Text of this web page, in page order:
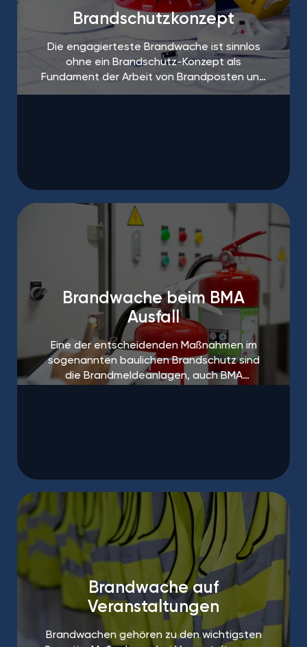
Brandschutzkonzept
Die engagierteste Brandwache ist sinnlos
ohne ein Brandschutz-Konzept als
Fundament der Arbeit von Brandposten und
Brandwache beim BMA
Ausfall
Eine der entscheidenden Maßnahmen im
sogenannten baulichen Brandschutz sind
die Brandmeldeanlagen, auch BMA
Brandwache auf
Veranstaltungen
Brandwachen gehören zu den wichtigsten